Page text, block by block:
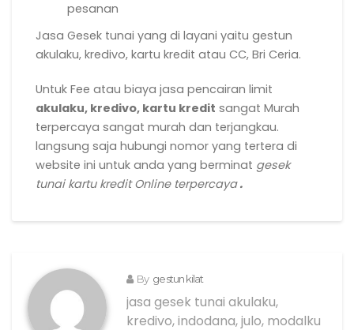
pesanan
Jasa Gesek tunai yang di layani yaitu gestun
akulaku, kredivo, kartu kredit atau CC, Bri Ceria.
Untuk Fee atau biaya jasa pencairan limit
akulaku, kredivo, kartu kredit sangat Murah
terpercaya sangat murah dan terjangkau.
langsung saja hubungi nomor yang tertera di
website ini untuk anda yang berminat gesek
tunai kartu kredit Online terpercaya.
By gestun kilat
jasa gesek tunai akulaku,
kredivo, indodana, julo, modalku